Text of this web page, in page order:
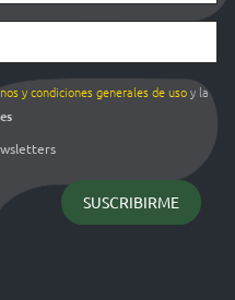
y condiciones generales de usoy la